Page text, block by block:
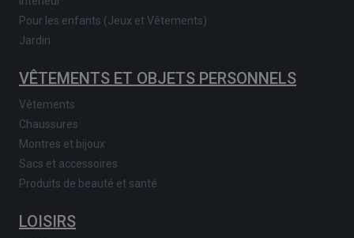
Pour les enfants (Jeux et Vêtements)
Jardin
VÊTEMENTS ET OBJETS PERSONNELS
Vêtements
Chaussures
Montres et bijoux
Sacs et accessoires
Produits de beauté et santé
LOISIRS